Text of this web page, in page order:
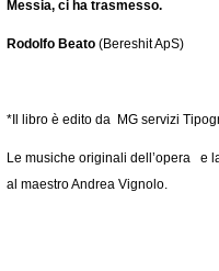
Messia, ci ha trasmesso.
Rodolfo Beato (Bereshit ApS)
*Il libro è edito da MG servizi
Le musiche originali dell’opera e
al maestro Andrea Vignolo.